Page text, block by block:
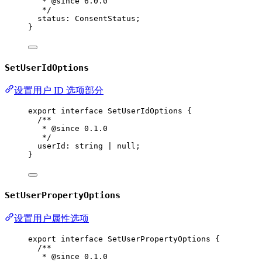
*/
status : ConsentStatus ;
}
SetUserIdOptions
设置用户 ID 选项部分
export interface SetUserIdOptions {
/**
* @since 0.1.0
*/
userId : string null ;
}
SetUserPropertyOptions
设置用户属性选项
export interface SetUserPropertyOptions {
/**
* @since 0.1.0